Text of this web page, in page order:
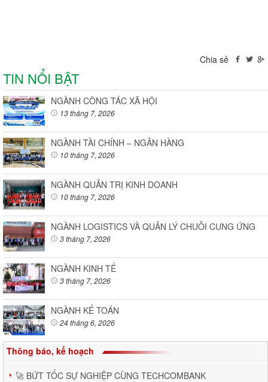
Chia sẻ
TIN NỔI BẬT
NGÀNH CÔNG TÁC XÃ HỘI
13 tháng 7, 2026
NGÀNH TÀI CHÍNH – NGÂN HÀNG
10 tháng 7, 2026
NGÀNH QUẢN TRỊ KINH DOANH
10 tháng 7, 2026
NGÀNH LOGISTICS VÀ QUẢN LÝ CHUỖI CUNG ỨNG
3 tháng 7, 2026
NGÀNH KINH TẾ
3 tháng 7, 2026
NGÀNH KẾ TOÁN
24 tháng 6, 2026
Thông báo, kế hoạch
🚀 BỨT TỐC SỰ NGHIỆP CÙNG TECHCOMBANK